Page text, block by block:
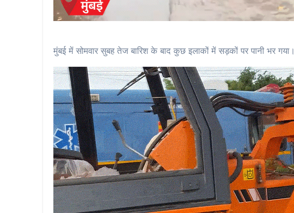
मुंबई में सोमवार सुबह तेज बारिश के बाद कुछ इलाकों में सड़कों पर पानी भर गया।